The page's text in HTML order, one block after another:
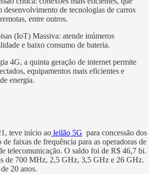
de tecnologias de carros
entre outros.
(IoT) Massiva: atende inúmeros
e baixo consumo de bateria.
4G, a quinta geração de internet permite
equipamentos mais eficientes e
energia.
teve início ao leilão 5G para concessão dos
faixas de frequência para as operadoras de
telecomunicação. O saldo foi de R$ 46,7 bi.
de 700 MHz, 2,5 GHz, 3,5 GHz e 26 GHz.
20 anos.